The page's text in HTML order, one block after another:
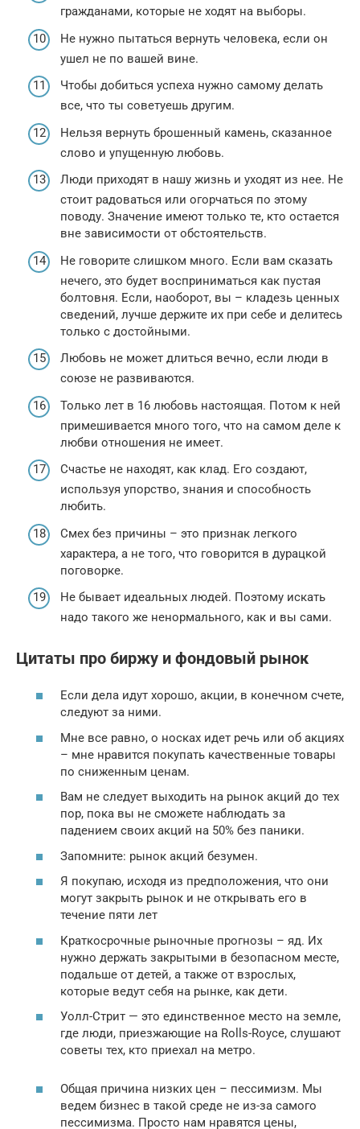
гражданами, которые не ходят на выборы.
Не нужно пытаться вернуть человека, если он
ушел не по вашей вине.
Чтобы добиться успеха нужно самому делать
все, что ты советуешь другим.
Нельзя вернуть брошенный камень, сказанное
слово и упущенную любовь.
Люди приходят в нашу жизнь и уходят из нее. Не
стоит радоваться или огорчаться по этому
поводу. Значение имеют только те, кто остается
вне зависимости от обстоятельств.
Не говорите слишком много. Если вам сказать
нечего, это будет восприниматься как пустая
болтовня. Если, наоборот, вы – кладезь ценных
сведений, лучше держите их при себе и делитесь
только с достойными.
Любовь не может длиться вечно, если люди в
союзе не развиваются.
Только лет в 16 любовь настоящая. Потом к ней
примешивается много того, что на самом деле к
любви отношения не имеет.
Счастье не находят, как клад. Его создают,
используя упорство, знания и способность
любить.
Смех без причины – это признак легкого
характера, а не того, что говорится в дурацкой
поговорке.
Не бывает идеальных людей. Поэтому искать
надо такого же ненормального, как и вы сами.
Цитаты про биржу и фондовый рынок
Если дела идут хорошо, акции, в конечном счете,
следуют за ними.
Мне все равно, о носках идет речь или об акциях
– мне нравится покупать качественные товары
по сниженным ценам.
Вам не следует выходить на рынок акций до тех
пор, пока вы не сможете наблюдать за
падением своих акций на 50% без паники.
Запомните: рынок акций безумен.
Я покупаю, исходя из предположения, что они
могут закрыть рынок и не открывать его в
течение пяти лет
Краткосрочные рыночные прогнозы – яд. Их
нужно держать закрытыми в безопасном месте,
подальше от детей, а также от взрослых,
которые ведут себя на рынке, как дети.
Уолл-Стрит — это единственное место на земле,
где люди, приезжающие на Rolls-Royce, слушают
советы тех, кто приехал на метро.
Общая причина низких цен – пессимизм. Мы
ведем бизнес в такой среде не из-за самого
пессимизма. Просто нам нравятся цены,